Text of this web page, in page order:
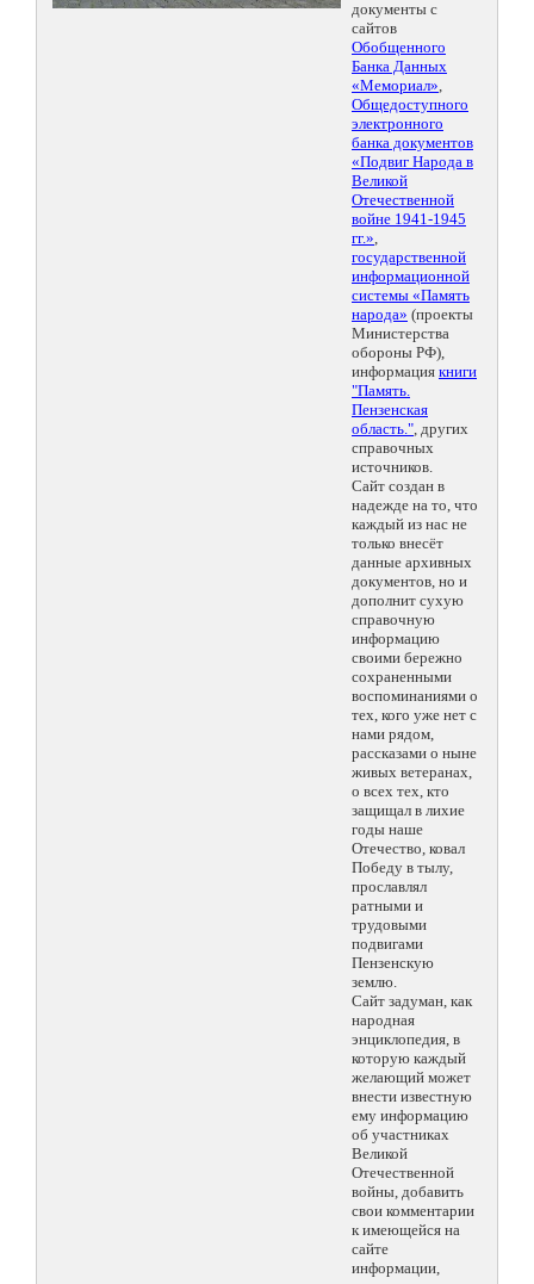
документы с
сайтов
Обобщенного
Банка Данных
«Мемориал»,
Общедоступного
электронного
банка документов
«Подвиг Народа в
Великой
Отечественной
войне 1941-1945
гг.»,
государственной
информационной
системы «Память
народа» (проекты
Министерства
обороны РФ),
информация книги
"Память.
Пензенская
область.", других
справочных
источников.
Сайт создан в
надежде на то, что
каждый из нас не
только внесёт
данные архивных
документов, но и
дополнит сухую
справочную
информацию
своими бережно
сохраненными
воспоминаниями о
тех, кого уже нет с
нами рядом,
рассказами о ныне
живых ветеранах,
о всех тех, кто
защищал в лихие
годы наше
Отечество, ковал
Победу в тылу,
прославлял
ратными и
трудовыми
подвигами
Пензенскую
землю.
Сайт задуман, как
народная
энциклопедия, в
которую каждый
желающий может
внести известную
ему информацию
об участниках
Великой
Отечественной
войны, добавить
свои комментарии
к имеющейся на
сайте
информации,